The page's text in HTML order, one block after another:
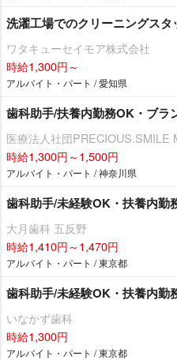
洗濯工場でのクリーニングスタ
ワタキューセイモア株式会社
時給1,300円～
アルバイト・パート / 愛知県
歯科助手/扶養内勤務OK・ブラ
医療法人社団PRECIOUS.SMILE
時給1,300円～1,500円
アルバイト・パート / 神奈川県
歯科助手/未経験OK・扶養内勤
大月歯科 五反野
時給1,410円～1,470円
アルバイト・パート / 東京都
歯科助手/未経験OK・扶養内勤
いなかず歯科
時給1,300円
アルバイト・パート / 東京都